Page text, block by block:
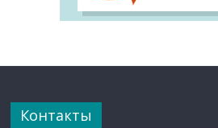
Контакты